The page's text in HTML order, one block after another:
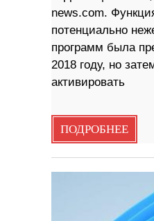
news.com.
потенциально
программ была
2018 году, но
активировать
ПОДРОБНЕЕ